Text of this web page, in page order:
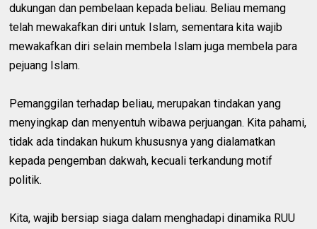
dukungan dan pembelaan kepada beliau. Beliau memang
telah mewakafkan diri untuk Islam, sementara kita wajib
mewakafkan diri selain membela Islam juga membela para
pejuang Islam.
Pemanggilan terhadap beliau, merupakan tindakan yang
menyingkap dan menyentuh wibawa perjuangan. Kita pahami,
tidak ada tindakan hukum khususnya yang dialamatkan
kepada pengemban dakwah, kecuali terkandung motif
politik.
Kita, wajib bersiap siaga dalam menghadapi dinamika RUU